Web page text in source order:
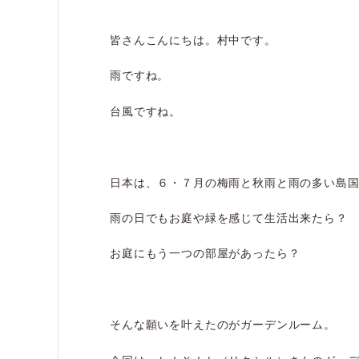
皆さんこんにちは。村中です。
雨ですね。
台風ですね。
日本は、６・７月の梅雨と秋雨と雨の多い島
雨の日でもお庭や緑を感じて生活出来たら？
お庭にもう一つの部屋があったら？
そんな願いを叶えたのがガーデンルーム。